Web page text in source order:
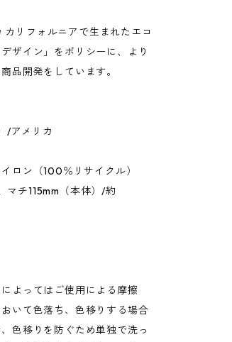
リフォルニアで生まれたエコ
ザイン」をポリシーに、より
品開発をしています。
/アメリカ
ロン（100％リサイクル）
マチ115mm（本体）/約
よってはご使用による摩擦
いて色落ち、色移りする場合
色移りを防ぐため単独で洗っ